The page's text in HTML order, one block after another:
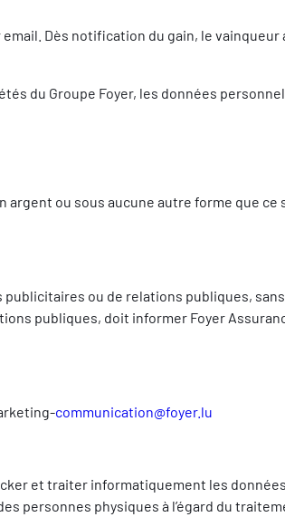
Dès notification du gain, le vainqueur
du Groupe Foyer, les données
ou sous aucune autre forme que ce
ou de relations publiques,
publiques, doit informer Foyer
communication@foyer.lu
et traiter informatiquement les
personnes physiques à l’égard du